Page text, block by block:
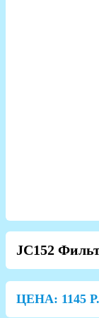
JC152
ЦЕНА: 1145 Р.